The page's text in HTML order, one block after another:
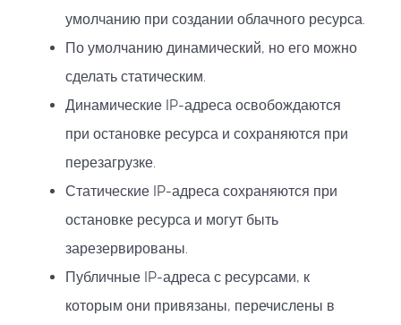
умолчанию при создании облачного ресурса.
По умолчанию динамический, но его можно
сделать статическим.
Динамические IP-адреса освобождаются
при остановке ресурса и сохраняются при
перезагрузке.
Статические IP-адреса сохраняются при
остановке ресурса и могут быть
зарезервированы.
Публичные IP-адреса с ресурсами, к
которым они привязаны, перечислены в